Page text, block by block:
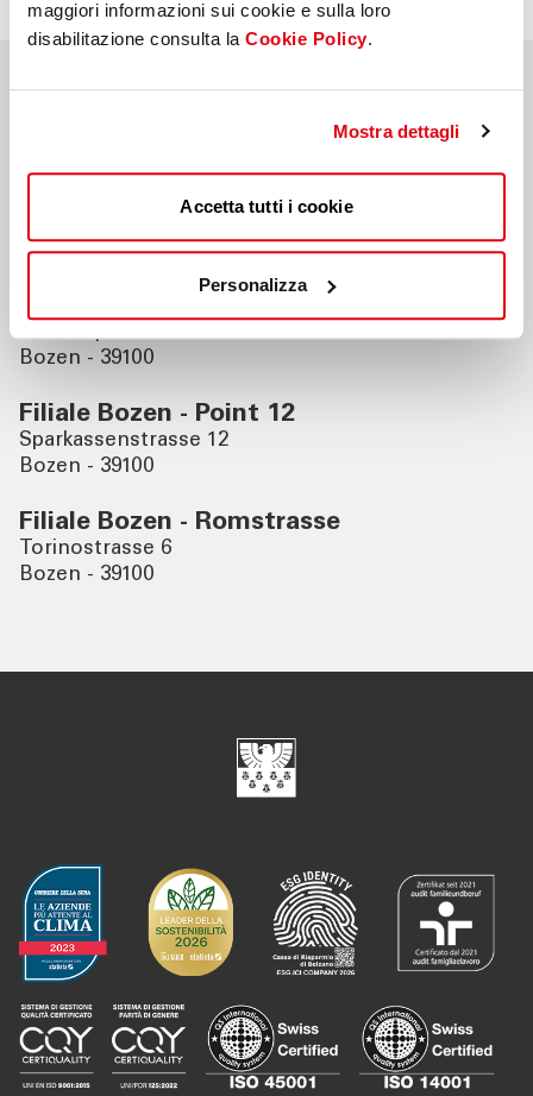
maggiori informazioni sui cookie e sulla loro
disabilitazione consulta la Cookie Policy.
Mostra dettagli
Accetta tutti i cookie
Personalizza
Filiale Bozen - Zwölfmalgreien
Bozen - 39100
Waltherplatz 26
Bozen - 39100
Filiale Bozen - Point 12
Sparkassenstrasse 12
Bozen - 39100
Filiale Bozen - Romstrasse
Torinostrasse 6
Bozen - 39100